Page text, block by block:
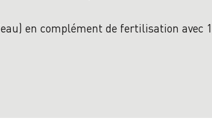
en complément de fertilisation avec